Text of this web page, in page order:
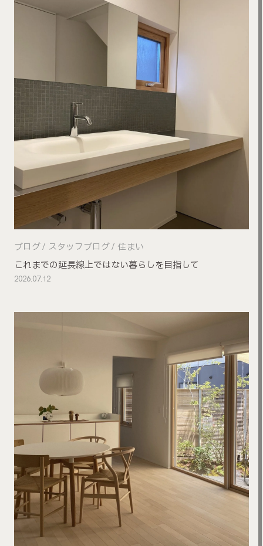
これまでの延長線上ではない暮らしを目指して
ブログ スタッフブログ 住まい
2026.07.12